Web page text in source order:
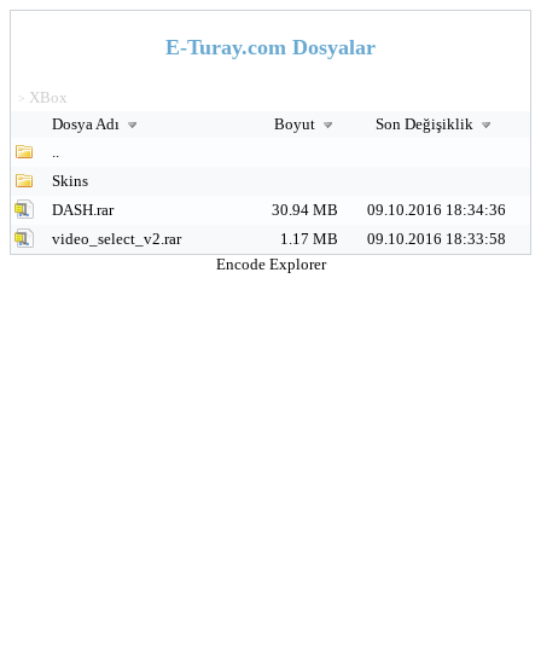
E-Turay.com Dosyalar
> XBox
Dosya Adı
Boyut
Son Değişiklik
..
Skins
DASH.rar
30.94 MB
09.10.2016 18:34:36
video_select_v2.rar
1.17 MB
09.10.2016 18:33:58
Encode Explorer